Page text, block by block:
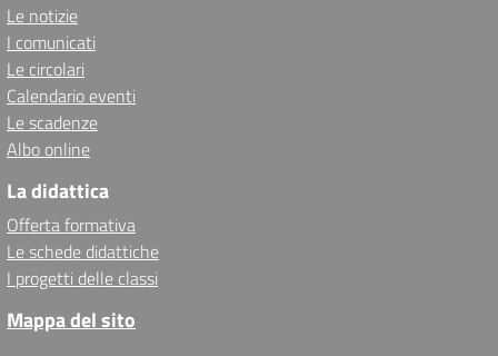
Le notizie
I comunicati
Le circolari
Calendario eventi
Le scadenze
Albo online
La didattica
Offerta formativa
Le schede didattiche
I progetti delle classi
Mappa del sito